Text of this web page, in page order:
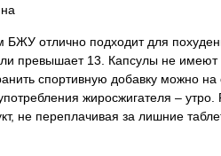
отлично подходит для
превышает 13. Капсулы не
спортивную добавку можно
жиросжигателя – утро.
не переплачивая за лишние